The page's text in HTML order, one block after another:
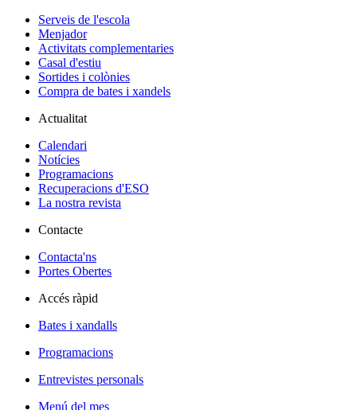
Serveis de l'escola
Menjador
Activitats complementaries
Casal d'estiu
Sortides i colònies
Compra de bates i xandels
Actualitat
Calendari
Notícies
Programacions
Recuperacions d'ESO
La nostra revista
Contacte
Contacta'ns
Portes Obertes
Accés ràpid
Bates i xandalls
Programacions
Entrevistes personals
Menú del mes